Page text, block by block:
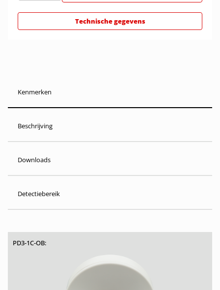
Technische gegevens
Kenmerken
Beschrijving
Downloads
Detectiebereik